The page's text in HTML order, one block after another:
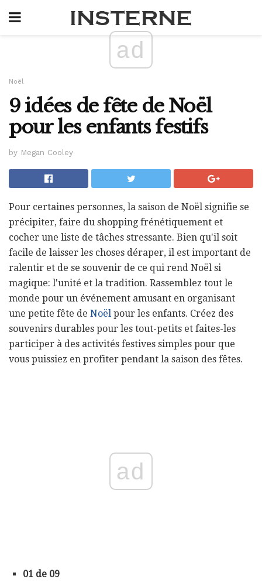
ad
Noël
9 idées de fête de Noël
pour les enfants festifs
by Megan Cooley
Pour certaines personnes, la saison de Noël signifie se
précipiter, faire du shopping frénétiquement et
cocher une liste de tâches stressante. Bien qu'il soit
facile de laisser les choses déraper, il est important de
ralentir et de se souvenir de ce qui rend Noël si
magique: l'unité et la tradition. Rassemblez tout le
monde pour un événement amusant en organisant
une petite fête de Noël pour les enfants. Créez des
souvenirs durables pour les tout-petits et faites-les
participer à des activités festives simples pour que
vous puissiez en profiter pendant la saison des fêtes.
ad
01 de 09